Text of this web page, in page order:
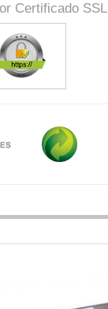
Certificado SSL